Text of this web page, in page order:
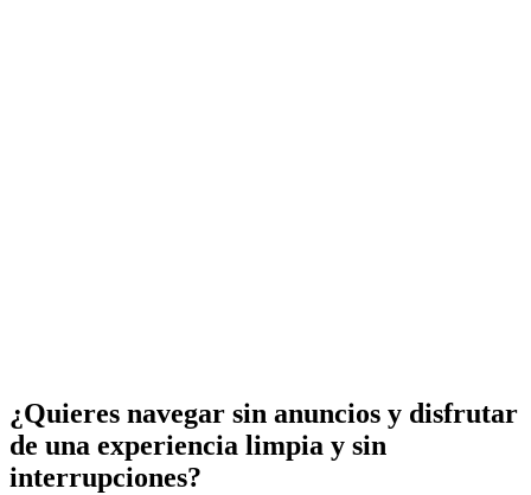
¿Quieres navegar sin anuncios y disfrutar
de una experiencia limpia y sin
interrupciones?